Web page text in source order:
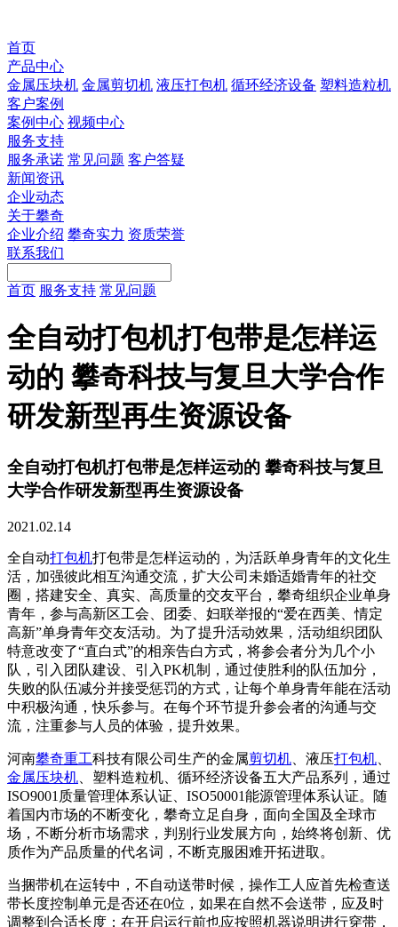
首页
产品中心
金属压块机 金属剪切机 液压打包机 循环经济设备 塑料造粒机
客户案例
案例中心 视频中心
服务支持
服务承诺 常见问题 客户答疑
新闻资讯
企业动态
关于攀奇
企业介绍 攀奇实力 资质荣誉
联系我们
首页 服务支持 常见问题
全自动打包机打包带是怎样运
动的 攀奇科技与复旦大学合作
研发新型再生资源设备
全自动打包机打包带是怎样运动的 攀奇科技与复旦
大学合作研发新型再生资源设备
2021.02.14
全自动打包机打包带是怎样运动的，为活跃单身青年的文化生
活，加强彼此相互沟通交流，扩大公司未婚适婚青年的社交
圈，搭建安全、真实、高质量的交友平台，攀奇组织企业单身
青年，参与高新区工会、团委、妇联举报的“爱在西美、情定
高新”单身青年交友活动。为了提升活动效果，活动组织团队
特意改变了“直白式”的相亲告白方式，将参会者分为几个小
队，引入团队建设、引入PK机制，通过使胜利的队伍加分，
失败的队伍减分并接受惩罚的方式，让每个单身青年能在活动
中积极沟通，快乐参与。在每个环节提升参会者的沟通与交
流，注重参与人员的体验，提升效果。
河南攀奇重工科技有限公司生产的金属剪切机 、液压打包机
金属压块机 、塑料造粒机、循环经济设备五大产品系列，通过
ISO9001质量管理体系认证、ISO50001能源管理体系认证。随
着国内市场的不断变化，攀奇立足自身，面向全国及全球市
场，不断分析市场需求，判别行业发展方向，始终将创新、优
质作为产品质量的代名词，不断克服困难开拓进取。
当捆带机在运转中，不自动送带时候，操作工人应首先检查送
带长度控制单元是否还在0位，如果在自然不会送带，应及时
调整到合适长度；在开启运行前也应按照机器说明进行穿带，